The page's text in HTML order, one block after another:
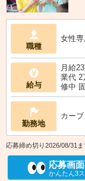
職種
女性
給与
月給
業代 2
修中
勤務地
カー
応募締め切り2026/08/31ま
応募画
かんたん3ス